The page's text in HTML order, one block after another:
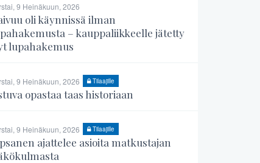
9 Heinäkuun, 2026
oli käynnissä ilman
– kauppaliikkeelle jätetty
lupahakemus
9 Heinäkuun, 2026 Tilaajille
opastaa taas historiaan
9 Heinäkuun, 2026 Tilaajille
ajattelee asioita matkustajan